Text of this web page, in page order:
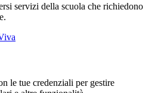
servizi della scuola che richiedono
le tue credenziali per gestire